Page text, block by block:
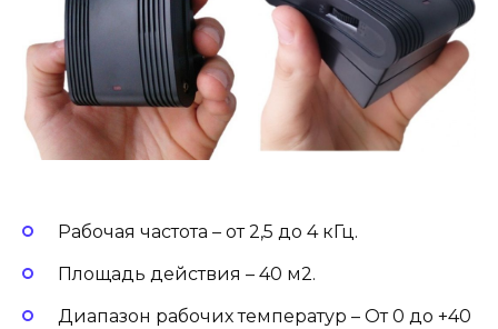
Рабочая частота – от 2,5 до 4 кГц.
Площадь действия – 40 м2.
Диапазон рабочих температур – От 0 до +40